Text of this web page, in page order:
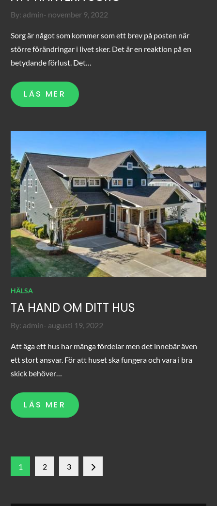
By: admin Posted
november 9, 2022
Sorg är något som kommer som ett brev på posten när
större förändringar i livet sker. Det är en reaktion på en
betydande förlust. Det…
LÄS MER
HÄLSA
TA HAND OM DITT HUS
By: admin Posted
augusti 19, 2022
Att äga ett hus har många fördelar men det innebär även
ett stort ansvar. För att huset ska fungera och vara i bra
skick behöver…
LÄS MER
Sidnumrering
1 2 3